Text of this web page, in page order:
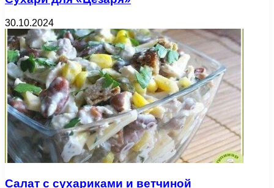
30.10.2024
Салат с сухариками и ветчиной